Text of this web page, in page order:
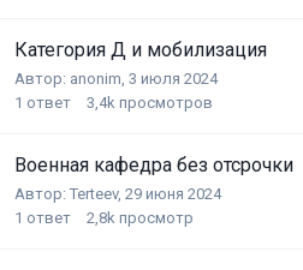
Категория Д и мобилизация
Автор: anonim 3 июля 2024
1 ответ 3,4k просмотров
Военная кафедра без отсрочки
Автор: Terteev, 29 июня 2024
1 ответ 2,8k просмотр